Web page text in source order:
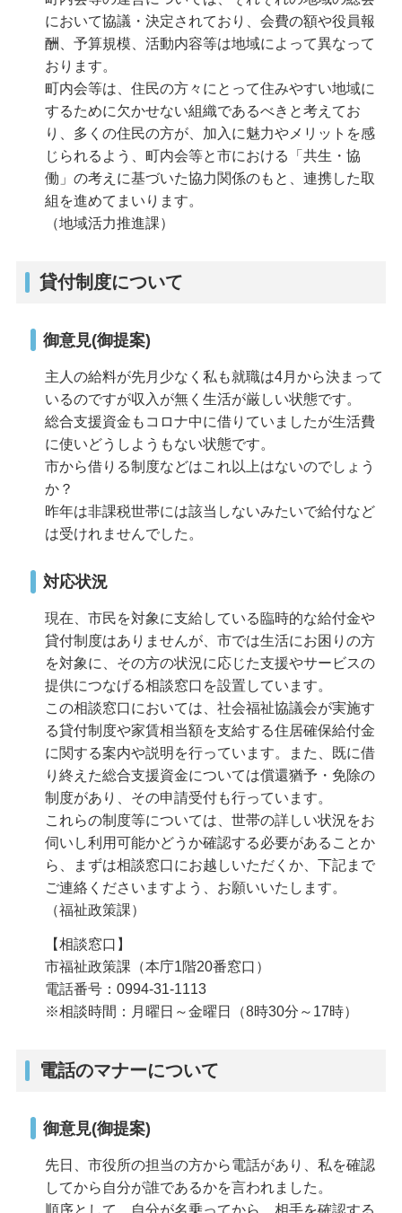
において協議・決定されており、会費の額や役員報
酬、予算規模、活動内容等は地域によって異なって
おります。
町内会等は、住民の方々にとって住みやすい地域に
するために欠かせない組織であるべきと考えてお
り、多くの住民の方が、加入に魅力やメリットを感
じられるよう、町内会等と市における「共生・協
働」の考えに基づいた協力関係のもと、連携した取
組を進めてまいります。
（地域活力推進課）
貸付制度について
御意見(御提案)
主人の給料が先月少なく私も就職は4月から決まって
いるのですが収入が無く生活が厳しい状態です。
総合支援資金もコロナ中に借りていましたが生活費
に使いどうしようもない状態です。
市から借りる制度などはこれ以上はないのでしょう
か？
昨年は非課税世帯には該当しないみたいで給付など
は受けれませんでした。
対応状況
現在、市民を対象に支給している臨時的な給付金や
貸付制度はありませんが、市では生活にお困りの方
を対象に、その方の状況に応じた支援やサービスの
提供につなげる相談窓口を設置しています。
この相談窓口においては、社会福祉協議会が実施す
る貸付制度や家賃相当額を支給する住居確保給付金
に関する案内や説明を行っています。また、既に借
り終えた総合支援資金については償還猶予・免除の
制度があり、その申請受付も行っています。
これらの制度等については、世帯の詳しい状況をお
伺いし利用可能かどうか確認する必要があることか
ら、まずは相談窓口にお越しいただくか、下記まで
ご連絡くださいますよう、お願いいたします。
（福祉政策課）
【相談窓口】
市福祉政策課（本庁1階20番窓口）
電話番号：0994-31-1113
※相談時間：月曜日～金曜日（8時30分～17時）
電話のマナーについて
御意見(御提案)
先日、市役所の担当の方から電話があり、私を確認
してから自分が誰であるかを言われました。
順序として、自分が名乗ってから、相手を確認する